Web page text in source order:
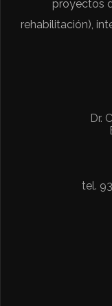
proyectos
rehabilitación),
Dr.
tel.